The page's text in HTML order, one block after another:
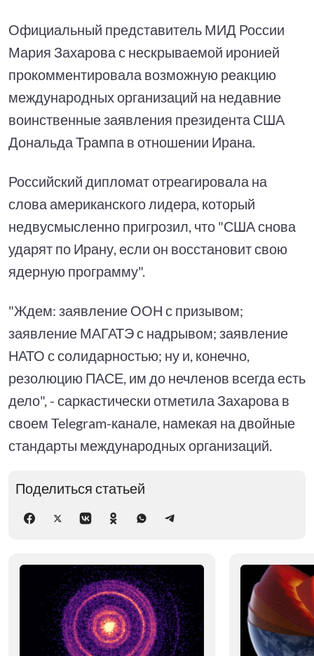
Официальный представитель МИД России
Мария Захарова с нескрываемой иронией
прокомментировала возможную реакцию
международных организаций на недавние
воинственные заявления президента США
Дональда Трампа в отношении Ирана.
Российский дипломат отреагировала на
слова американского лидера, который
недвусмысленно пригрозил, что "США снова
ударят по Ирану, если он восстановит свою
ядерную программу".
"Ждем: заявление ООН с призывом;
заявление МАГАТЭ с надрывом; заявление
НАТО с солидарностью; ну и, конечно,
резолюцию ПАСЕ, им до нечленов всегда есть
дело", - саркастически отметила Захарова в
своем Telegram-канале, намекая на двойные
стандарты международных организаций.
Поделиться статьей